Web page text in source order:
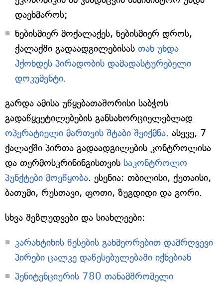
დაეხმაროს;
ნებისმიერ მოქალაქეს, ნებისმიერ დროს,
ქალაქში გადაადგილებისას თან უნდა
ჰქონდეს პირადობის დამადასტურებელი
დოკუმენტი.
გარდა ამისა უწყებათაშორისი საბჭოს
გადაწყვეტილებების განსახორციელებლად
ოპერატიული მართვის შტაბი შეიქმნა. ასევე, 7
ქალაქში პირთა გადაადგილების კონტროლისა
და თერმოსკრინინგისთვის საკონტროლო
პუნქტები მოეწყობა. ესენია: თბილისი, ქუთაისი,
ბათუმი, რუსთავი, ფოთი, ზუგდიდი და გორი.
სხვა შეზღუდვები და სიახლეები:
კარანტინის წესების განმეორებით დამრღვევი
პირები ცალკე დაწესებულებაში იქნებიან
პენიტენციურის 780 თანამშრომელი